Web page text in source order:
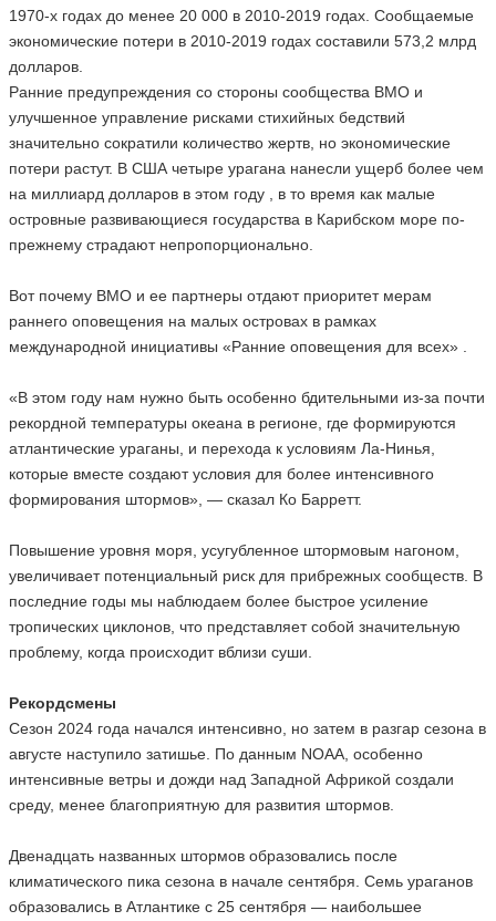
1970-х годах до менее 20 000 в 2010-2019 годах. Сообщаемые
экономические потери в 2010-2019 годах составили 573,2 млрд
долларов.
Ранние предупреждения со стороны сообщества ВМО и
улучшенное управление рисками стихийных бедствий
значительно сократили количество жертв, но экономические
потери растут. В США четыре урагана нанесли ущерб более чем
на миллиард долларов в этом году , в то время как малые
островные развивающиеся государства в Карибском море по-
прежнему страдают непропорционально.
Вот почему ВМО и ее партнеры отдают приоритет мерам
раннего оповещения на малых островах в рамках
международной инициативы «Ранние оповещения для всех» .
«В этом году нам нужно быть особенно бдительными из-за почти
рекордной температуры океана в регионе, где формируются
атлантические ураганы, и перехода к условиям Ла-Нинья,
которые вместе создают условия для более интенсивного
формирования штормов», — сказал Ко Барретт.
Повышение уровня моря, усугубленное штормовым нагоном,
увеличивает потенциальный риск для прибрежных сообществ. В
последние годы мы наблюдаем более быстрое усиление
тропических циклонов, что представляет собой значительную
проблему, когда происходит вблизи суши.
Рекордсмены
Сезон 2024 года начался интенсивно, но затем в разгар сезона в
августе наступило затишье. По данным NOAA, особенно
интенсивные ветры и дожди над Западной Африкой создали
среду, менее благоприятную для развития штормов.
Двенадцать названных штормов образовались после
климатического пика сезона в начале сентября. Семь ураганов
образовались в Атлантике с 25 сентября — наибольшее